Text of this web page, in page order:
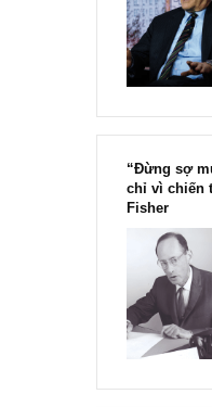
đông đối
Marks
“Đừng
chỉ vì
Fisher